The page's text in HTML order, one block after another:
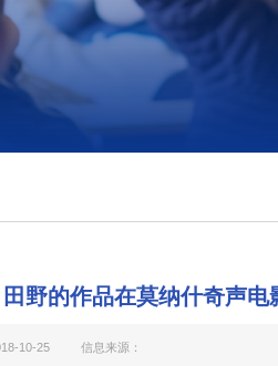
野的作品在莫纳什奇声电
10-25 信息来源：